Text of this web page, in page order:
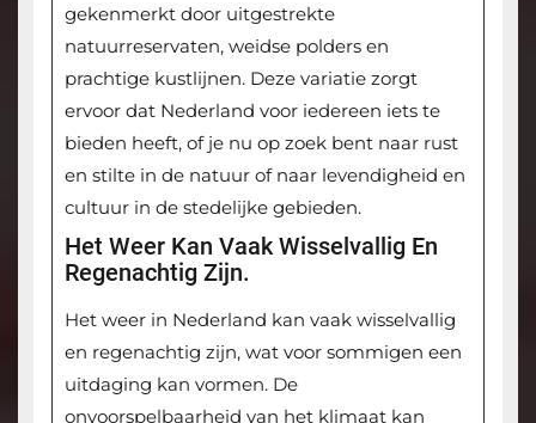
gekenmerkt door uitgestrekte
natuurreservaten, weidse polders en
prachtige kustlijnen. Deze variatie zorgt
ervoor dat Nederland voor iedereen iets te
bieden heeft, of je nu op zoek bent naar rust
en stilte in de natuur of naar levendigheid en
cultuur in de stedelijke gebieden.
Het Weer Kan Vaak Wisselvallig En
Regenachtig Zijn.
Het weer in Nederland kan vaak wisselvallig
en regenachtig zijn, wat voor sommigen een
uitdaging kan vormen. De
onvoorspelbaarheid van het klimaat kan